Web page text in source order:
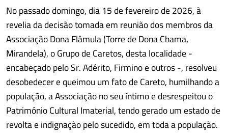
No passado domingo, dia 15 de fevereiro de 2026, à
revelia da decisão tomada em reunião dos membros da
Associação Dona Flâmula (Torre de Dona Chama,
Mirandela), o Grupo de Caretos, desta localidade -
encabeçado pelo Sr. Adérito, Firmino e outros -, resolveu
desobedecer e queimou um fato de Careto, humilhando a
população, a Associação no seu íntimo e desrespeitou o
Património Cultural Imaterial, tendo gerado um estado de
revolta e indignação pelo sucedido, em toda a população.